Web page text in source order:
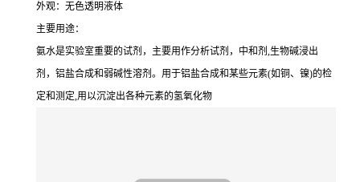
外观：无色透明液体
主要用途：
氨水是实验室重要的试剂，主要用作分析试剂，中和剂,生物碱浸出
剂，铝盐合成和弱碱性溶剂。用于铝盐合成和某些元素(如铜、镍)的检
定和测定,用以沉淀出各种元素的氢氧化物